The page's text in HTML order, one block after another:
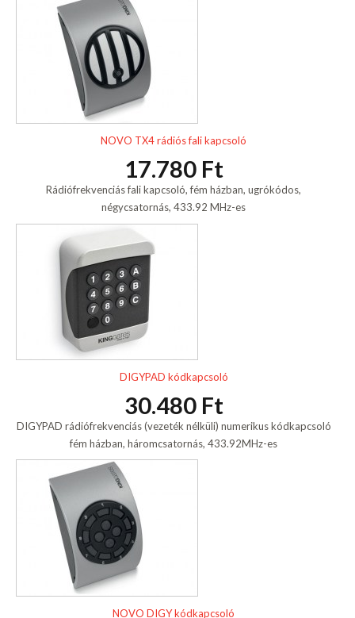
NOVO TX4 rádiós fali kapcsoló
17.780 Ft
Rádiófrekvenciás fali kapcsoló, fém házban, ugrókódos,
négycsatornás, 433.92 MHz-es
DIGYPAD kódkapcsoló
30.480 Ft
DIGYPAD rádiófrekvenciás (vezeték nélküli) numerikus kódkapcsoló
fém házban, háromcsatornás, 433.92MHz-es
NOVO DIGY kódkapcsoló